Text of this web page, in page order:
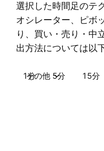
選択した時間足のテ
オシレーター、ピボ
り、買い・売り・中
出方法については以
1分 5分 15分
その他